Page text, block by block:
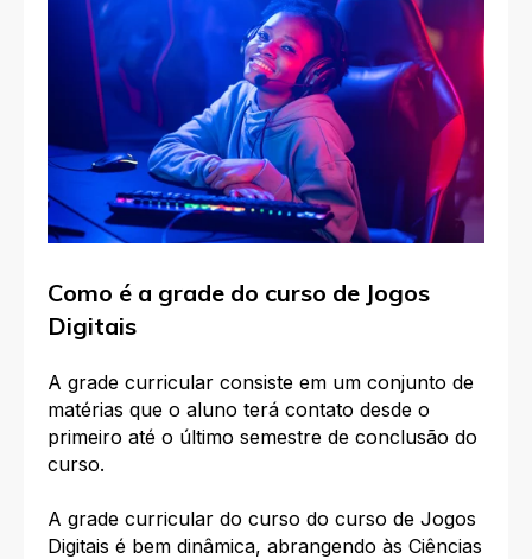
Como é a grade do curso de Jogos
Digitais
A grade curricular consiste em um conjunto de
matérias que o aluno terá contato desde o
primeiro até o último semestre de conclusão do
curso.
A grade curricular do curso do curso de Jogos
Digitais é bem dinâmica, abrangendo às Ciências